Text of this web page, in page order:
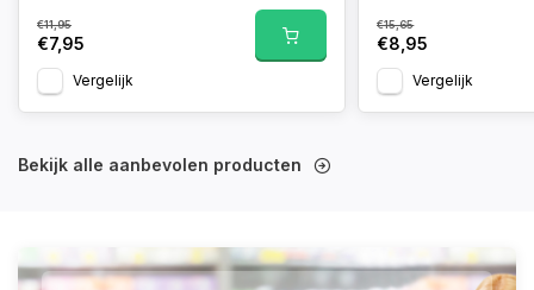
€11,95
€7,95
Vergelijk
€15,65
€8,95
Vergelijk
Bekijk alle aanbevolen producten